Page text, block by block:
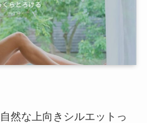
然な上向きシルエットっ